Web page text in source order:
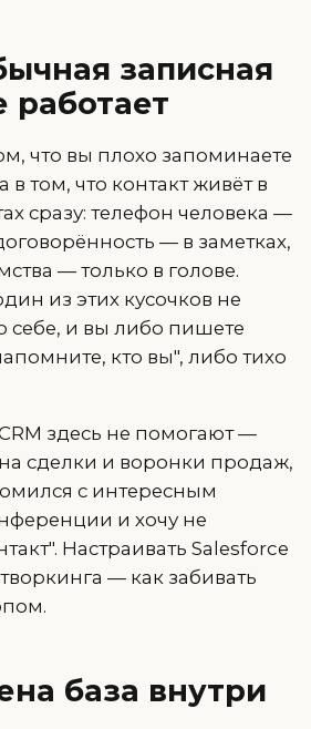
записная
работает
что вы плохо запоминаете
том, что контакт живёт в
сразу: телефон человека —
— в заметках,
— только в голове.
из этих кусочков не
себе, и вы либо пишете
кто вы", либо тихо
здесь не помогают —
сделки и воронки продаж,
с интересным
и хочу не
Настраивать Salesforce
— как забивать
база внутри